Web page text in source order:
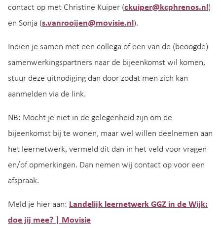
contact op met Christine Kuiper (ckuiper@kcphrenos.nl)
en Sonja (s.vanrooijen@movisie.nl).
Indien je samen met een collega of een van de (beoogde)
samenwerkingspartners naar de bijeenkomst wil komen,
stuur deze uitnodiging dan door zodat men zich kan
aanmelden via de link.
NB: Mocht je niet in de gelegenheid zijn om de
bijeenkomst bij te wonen, maar wel willen deelnemen aan
het leernetwerk, vermeld dit dan in het veld voor vragen
en/of opmerkingen. Dan nemen wij contact op voor een
afspraak.
Meld je hier aan: Landelijk leernetwerk GGZ in de Wijk:
doe jij mee? | Movisie